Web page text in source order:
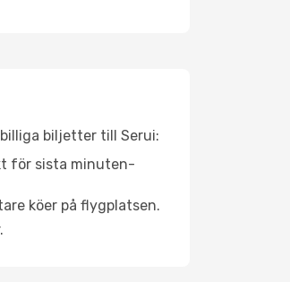
biljetter till Serui:
för sista minuten-
köer på flygplatsen.